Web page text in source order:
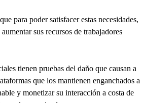
para poder satisfacer estas necesidades,
sus recursos de trabajadores
tienen pruebas del daño que causan a
que los mantienen enganchados a
y monetizar su interacción a costa de